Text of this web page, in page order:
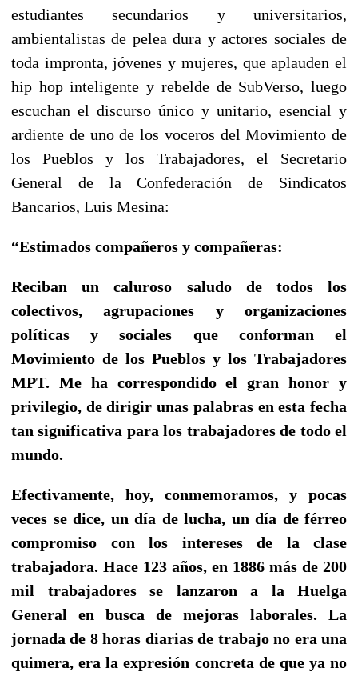
estudiantes secundarios y universitarios,
ambientalistas de pelea dura y actores sociales de
toda impronta, jóvenes y mujeres, que aplauden el
hip hop inteligente y rebelde de SubVerso, luego
escuchan el discurso único y unitario, esencial y
ardiente de uno de los voceros del Movimiento de
los Pueblos y los Trabajadores, el Secretario
General de la Confederación de Sindicatos
Bancarios, Luis Mesina:
“Estimados compañeros y compañeras:
Reciban un caluroso saludo de todos los
colectivos, agrupaciones y organizaciones
políticas y sociales que conforman el
Movimiento de los Pueblos y los Trabajadores
MPT. Me ha correspondido el gran honor y
privilegio, de dirigir unas palabras en esta fecha
tan significativa para los trabajadores de todo el
mundo.
Efectivamente, hoy, conmemoramos, y pocas
veces se dice, un día de lucha, un día de férreo
compromiso con los intereses de la clase
trabajadora. Hace 123 años, en 1886 más de 200
mil trabajadores se lanzaron a la Huelga
General en busca de mejoras laborales. La
jornada de 8 horas diarias de trabajo no era una
quimera, era la expresión concreta de que ya no